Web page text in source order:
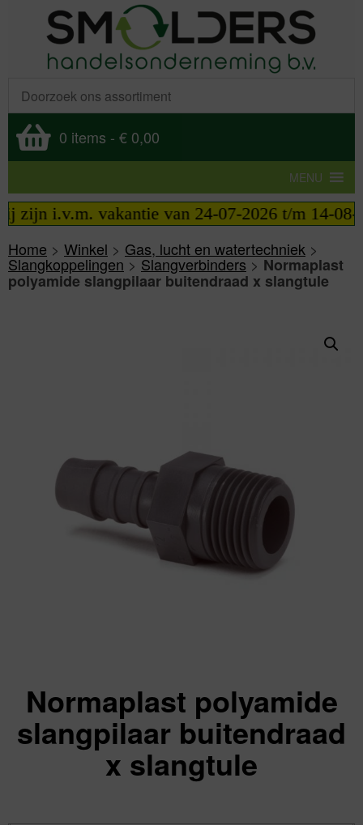
0 items - € 0,00
MENU
i.v.m. vakantie van 24-07-2026 t/m 14-08-
Home > Winkel > Gas, lucht en watertechniek >
Slangkoppelingen>Slangverbinders>Normaplast
polyamide slangpilaar buitendraad x slangtule
Normaplast polyamide
slangpilaar buitendraad
x slangtule